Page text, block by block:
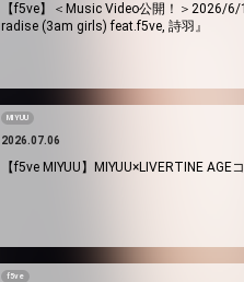
【f5ve】＜Music Video公開！＞2026/
radise (3am girls) feat.f5ve, 詩羽』
MIYUU
2026.07.06
【f5ve MIYUU】MIYUU×LIVERTINE AGE
f5ve